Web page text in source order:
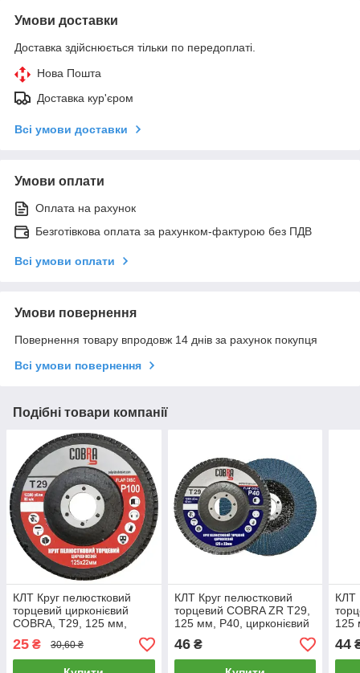
Умови доставки
Доставка здійснюється тільки по передоплаті.
Нова Пошта
Доставка кур'єром
Всі умови доставки
Умови оплати
Оплата на рахунок
Безготівкова оплата за рахунком-фактурою без ПДВ
Всі умови оплати
Умови повернення
Повернення товару впродовж 14 днів за рахунок покупця
Всі умови повернення
Подібні товари компанії
КЛТ Круг пелюстковий
торцевий цирконієвий
COBRA, Т29, 125 мм,
P100 на болгарку
25 ₴ 30,60 ₴
КЛТ Круг пелюстковий
торцевий COBRA ZR Т29,
125 мм, P40, цирконієвий
на болгарку
46₴
КЛТ
125
на
44